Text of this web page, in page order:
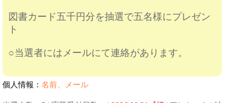
図書カード五千円分を抽選で五名様にプレゼン
ト
○当選者にはメールにて連絡があります。
個人情報： 名前、メール